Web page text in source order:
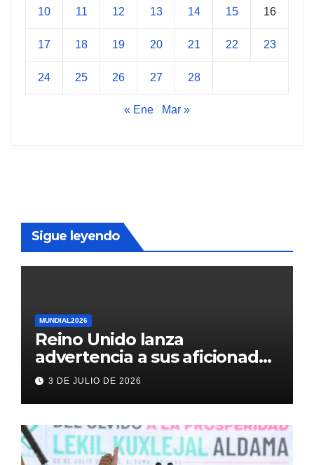
10 11 12 13 14 15 16
17 18 19 20 21 22 23
24 25 26 27 28
« Ene Mar »
Sigue leyendo
MUNDIAL2026
Reino Unido lanza
advertencia a sus aficionados
antes del México vs
Inglaterra en el Mundial 2026
3 DE JULIO DE 2026